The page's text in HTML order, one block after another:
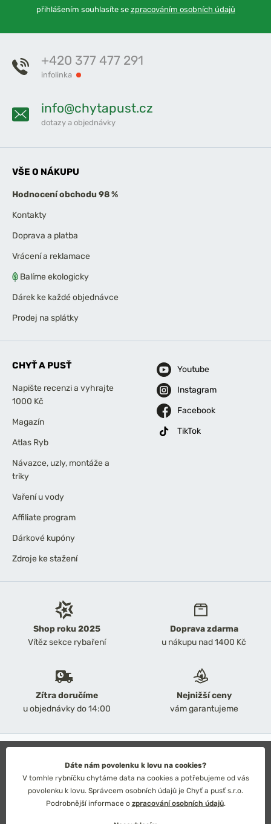
přihlášením souhlasíte se zpracováním osobních údajů
Shop roku 2025
Vítěz sekce rybaření
Doprava zdarma
u nákupu nad 1400 Kč
Zítra doručíme
u objednávky do 14:00
Nejnižší ceny
vám garantujeme
+420 377 477 291
infolinka
info@chytapust.cz
dotazy a objednávky
VŠE O NÁKUPU
Hodnocení obchodu 98 %
Kontakty
Doprava a platba
Vrácení a reklamace
Balíme ekologicky
Dárek ke každé objednávce
Prodej na splátky
CHYŤ A PUSŤ
Napište recenzi a vyhrajte
1000 Kč
Magazín
Atlas Ryb
Návazce, uzly, montáže a
triky
Vaření u vody
Affiliate program
Dárkové kupóny
Zdroje ke stažení
Youtube
Instagram
Facebook
TikTok
Obchodní podmínky
Ochrana osobních údajů
Technické řešení: Simplia s.r.o.
Strategický design: Petr Široký
Dáte nám povolenku k lovu na cookies?
V tomhle rybníčku chytáme data na cookies a potřebujeme od vás
povolenku k lovu. Správcem osobních údajů je Chyť a pusť s.r.o.
Podrobnější informace o zpracování osobních údajů.